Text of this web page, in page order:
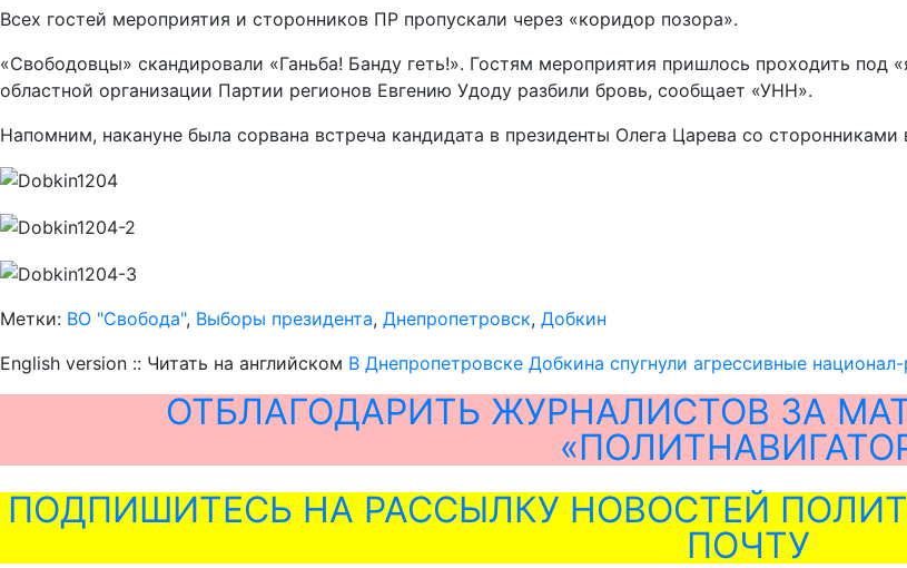
Всех гостей мероприятия и сторонников ПР пропускали через «коридор позора».
«Свободовцы» скандировали «Ганьба! Банду геть!». Гостям мероприятия пришлось проходить
областной организации Партии регионов Евгению Удоду разбили бровь, сообщает «УНН».
Напомним, накануне была сорвана встреча кандидата в президенты Олега Царева со
Метки: ВО "Свобода", Выборы президента, Днепропетровск, Добкин
English version :: Читать на английском В Днепропетровске Добкина спугнули агрессивные
ОТБЛАГОДАРИТЬ ЖУРНАЛИСТОВ ЗА
ПОДПИШИТЕСЬ НА РАССЫЛКУ НОВОСТЕЙ
ПОЧТУ